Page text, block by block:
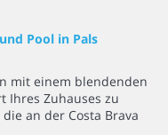
Pool in Pals
mit einem blendenden
Ihres Zuhauses zu
an der Costa Brava